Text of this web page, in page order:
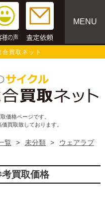
MENU
買取ネット
価格ページです。
買取致しております。
覧 > 未分類 >
ウェアラブ
買取価格